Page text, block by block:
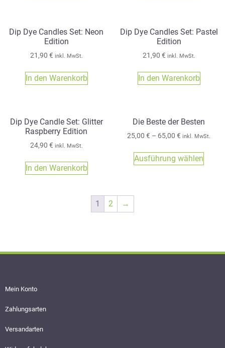
Dip Dye Candles Set: Neon
Edition
21,90 € inkl. MwSt.
In den Warenkorb
Dip Dye Candles Set: Pastel
Edition
21,90 € inkl. MwSt.
In den Warenkorb
Dip Dye Candle Set: Glitter
Raspberry Edition
24,90 € inkl. MwSt.
In den Warenkorb
Die Beste der Besten
25,00 € – 65,00 € inkl. MwSt.
Ausführung wählen
1 2 →
Mein Konto
Zahlungsarten
Versandarten